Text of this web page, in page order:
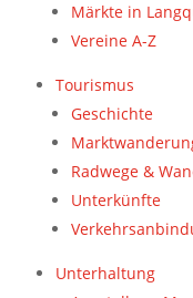
Märkte in
Vereine A-Z
Tourismus
Geschichte
Radwege &
Unterkünfte
Unterhaltung